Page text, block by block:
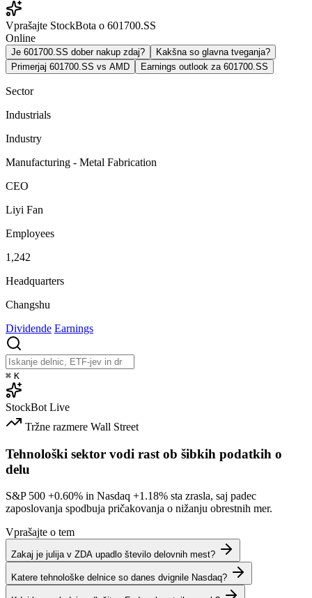
Vprašajte StockBota o 601700.SS
Online
Je 601700.SS dober nakup zdaj?
Kakšna so glavna tveganja?
Primerjaj 601700.SS vs AMD
Earnings outlook za 601700.SS
Sector
Industrials
Industry
Manufacturing - Metal Fabrication
CEO
Liyi Fan
Employees
1,242
Headquarters
Changshu
Dividende Earnings
⌘ K
StockBot Live
Tržne razmere Wall Street
Tehnološki sektor vodi rast ob šibkih podatkih o
delu
S&P 500 +0.60% in Nasdaq +1.18% sta zrasla, saj padec
zaposlovanja spodbuja pričakovanja o nižanju obrestnih mer.
Vprašajte o tem
Zakaj je julija v ZDA upadlo število delovnih mest?
Katere tehnološke delnice so danes dvignile Nasdaq?